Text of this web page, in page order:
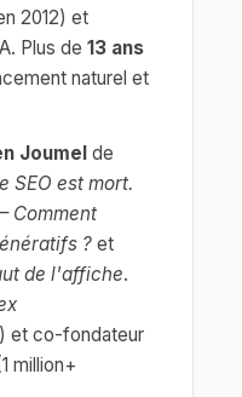
2012) et
Plus de 13 ans
naturel et
Joumel de
SEO est mort.
Comment
? et
de l'affiche.
et co-fondateur
million+